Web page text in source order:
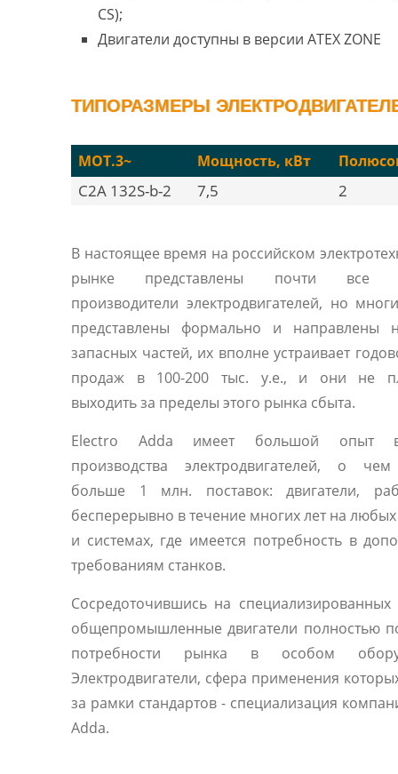
CS);
Двигатели доступны в версии ATEX ZONE
ТИПОРАЗМЕРЫ
MOT.3~ Мощность, кВт
C2A 132S-b-2 7,5 2
В настоящее время на российском
рынке представлены почти все
производители электродвигателей, но
представлены формально и направлены
запасных частей, их вполне устраивает
продаж в 100-200 тыс. у.е., и они не
выходить за пределы этого рынка сбыта.
Electro Adda имеет большой опыт
производства электродвигателей, о
больше 1 млн. поставок: двигатели,
бесперерывно в течение многих лет на
и системах, где имеется потребность в
требованиям станков.
Сосредоточившись на специализированных
общепромышленные двигатели полностью
потребности рынка в особом
Электродвигатели, сфера применения
за рамки стандартов - специализация
Adda.